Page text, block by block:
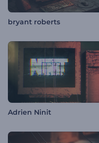
bryant roberts
Adrien Ninit